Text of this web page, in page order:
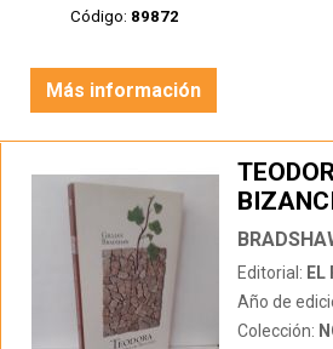
Código: 89872
Más información
Editorial: EL
Año de
Colección: